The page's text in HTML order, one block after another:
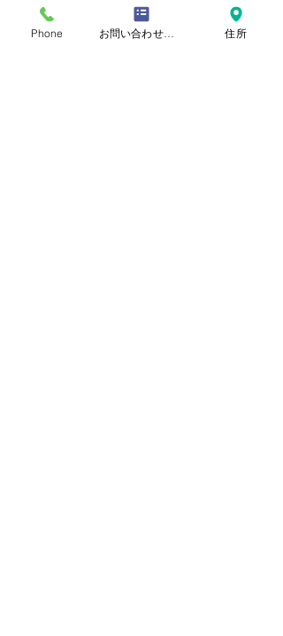
Phone お問い合わせフォーム 住所